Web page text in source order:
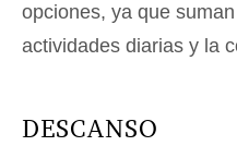
opciones, ya que
actividades diarias y la
DESCANSO